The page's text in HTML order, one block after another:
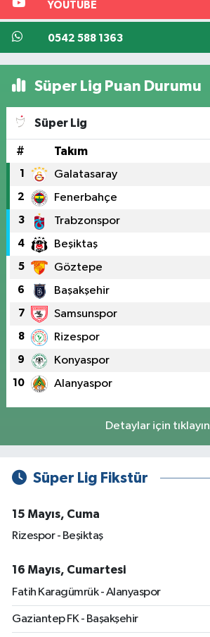
YOUTUBE
0542 588 1363
Süper Lig Puan Durumu
Süper Lig
# Takım
1 Galatasaray
2 Fenerbahçe
3 Trabzonspor
4 Beşiktaş
5 Göztepe
6 Başakşehir
7 Samsunspor
8 Rizespor
9 Konyaspor
10 Alanyaspor
Detaylar için tıklayın
Süper Lig Fikstür
15 Mayıs, Cuma
Rizespor - Beşiktaş
16 Mayıs, Cumartesi
Fatih Karagümrük - Alanyaspor
Gaziantep FK - Başakşehir